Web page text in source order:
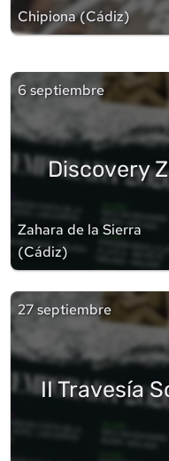
Chipiona(Cádiz)
6 septiembre
Discovery
Zahara de la Sierra
(Cádiz)
27 septiembre
II Travesía